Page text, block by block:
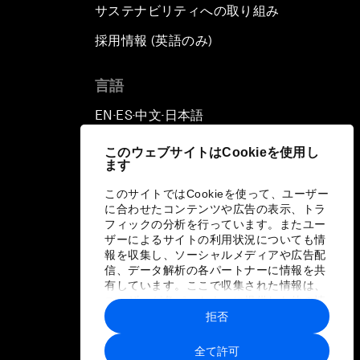
このウェブサイトはCookieを使用し
ます
このサイトではCookieを使って、ユーザー
に合わせたコンテンツや広告の表示、トラ
フィックの分析を行っています。またユー
ザーによるサイトの利用状況についても情
報を収集し、ソーシャルメディアや広告配
信、データ解析の各パートナーに情報を共
有しています。ここで収集された情報は、
ユーザーが各パートナーに提供した他の情
報や各パートナーのサービスを使用した際
に収集された情報と組み合わされ、各パー
トナーによって使用されることがありま
全て許可
拒否
サステナビリティへの取り組み
採用情報 (英語のみ)
言語
EN ▪ ES▪中文▪ 日本語